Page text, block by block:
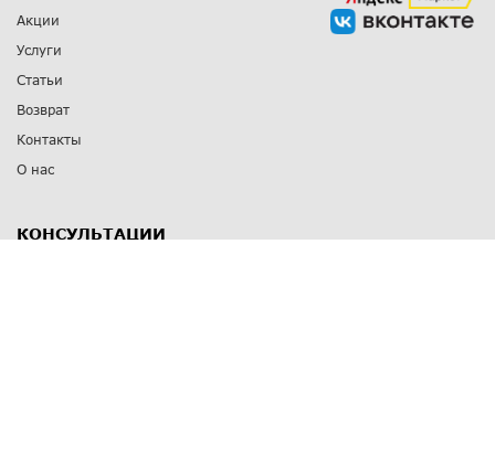
Акции
Услуги
Статьи
Возврат
Контакты
О нас
КОНСУЛЬТАЦИИ